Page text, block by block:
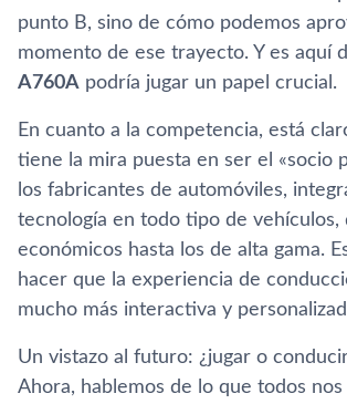
punto B, sino de cómo podemos
momento de ese trayecto. Y es aquí
A760A podría jugar un papel crucial.
En cuanto a la competencia, está
tiene la mira puesta en ser el «socio
los fabricantes de automóviles,
tecnología en todo tipo de vehículos,
económicos hasta los de alta gama.
hacer que la experiencia de
mucho más interactiva y
Un vistazo al futuro: ¿jugar o
Ahora, hablemos de lo que todos